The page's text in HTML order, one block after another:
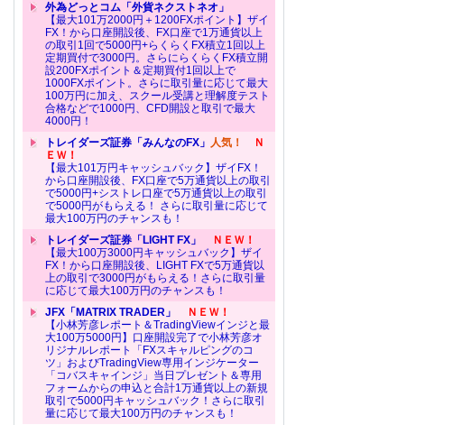
外為どっとコム「外貨ネクストネオ」
【最大101万2000円＋1200FXポイント】ザイ
FX！から口座開設後、FX口座で1万通貨以上
の取引1回で5000円+らくらくFX積立1回以上
定期買付で3000円。さらにらくらくFX積立開
設200FXポイント＆定期買付1回以上で
1000FXポイント。さらに取引量に応じて最大
100万円に加え、スクール受講と理解度テスト
合格などで1000円、CFD開設と取引で最大
4000円！
トレイダーズ証券「みんなのFX」 人気！
Ｎ
ＥＷ！
【最大101万円キャッシュバック】ザイFX！
から口座開設後、FX口座で5万通貨以上の取引
で5000円+シストレ口座で5万通貨以上の取引
で5000円がもらえる！ さらに取引量に応じて
最大100万円のチャンスも！
トレイダーズ証券「LIGHT FX」
ＮＥＷ！
【最大100万3000円キャッシュバック】ザイ
FX！から口座開設後、LIGHT FXで5万通貨以
上の取引で3000円がもらえる！さらに取引量
に応じて最大100万円のチャンスも！
JFX「MATRIX TRADER」
ＮＥＷ！
【小林芳彦レポート＆TradingViewインジと最
大100万5000円】口座開設完了で小林芳彦オ
リジナルレポート「FXスキャルピングのコ
ツ」およびTradingView専用インジケーター
「コバスキャインジ」当日プレゼント＆専用
フォームからの申込と合計1万通貨以上の新規
取引で5000円キャッシュバック！さらに取引
量に応じて最大100万円のチャンスも！